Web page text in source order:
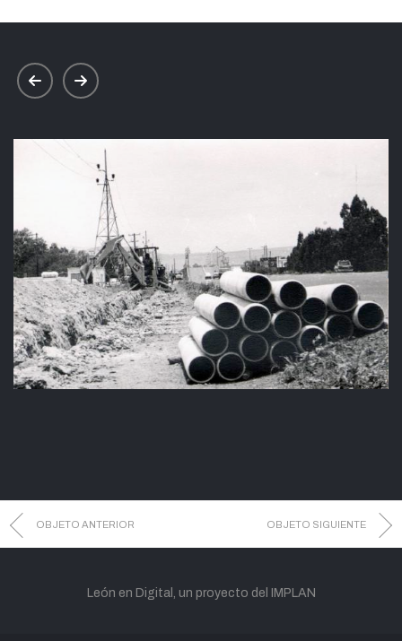
prev next
OBJETO ANTERIOR OBJETO SIGUIENTE
León en Digital, un proyecto del IMPLAN